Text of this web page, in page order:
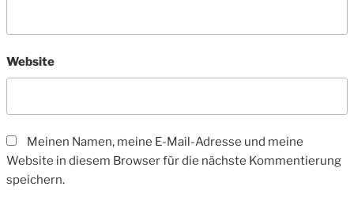
Website
Meinen Namen, meine E-Mail-Adresse und meine
Website in diesem Browser für die nächste Kommentierung
speichern.